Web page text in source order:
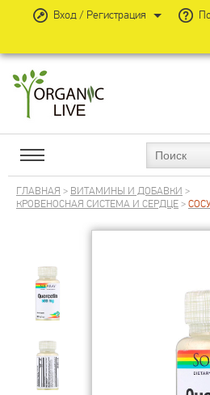
ГЛАВНАЯ > ВИТАМИНЫ И ДОБАВКИ >
КРОВЕНОСНАЯ СИСТЕМА И СЕРДЦЕ>
Вход / Регистрация